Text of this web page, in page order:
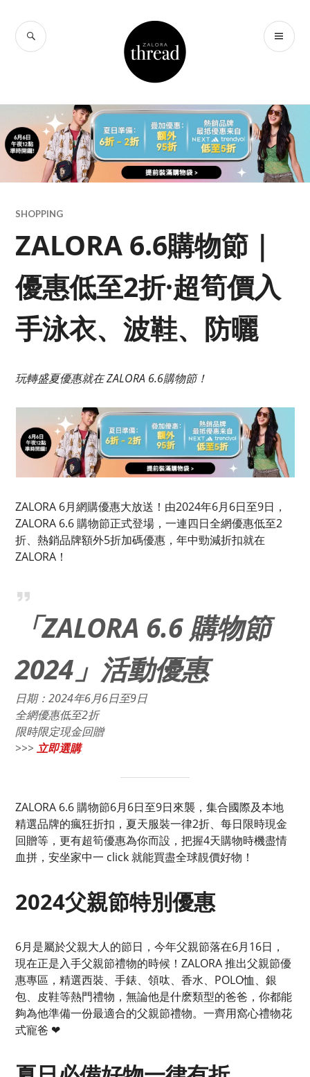
content
THREAD by
ZALORA Hong
Kong
SEARCH
SHOPPING
ZALORA 6.6購物節｜
優惠低至2折·超筍價入
手泳衣、波鞋、防曬
玩轉盛夏優惠就在 ZALORA 6.6購物節！
ZALORA 6月網購優惠大放送！由2024年6月6日至9日，
ZALORA 6.6 購物節正式登場，一連四日全網優惠低至2
折、熱銷品牌額外5折加碼優惠，年中勁減折扣就在
ZALORA！
「ZALORA 6.6 購物節
2024」活動優惠
日期：2024年6月6日至9日
全網優惠低至2折
限時限定現金回贈
>>>立即選購
ZALORA 6.6 購物節6月6日至9日來襲，集合國際及本地
精選品牌的瘋狂折扣，夏天服裝一律2折、每日限時現金
回贈等，更有超筍優惠為你而設，把握4天購物時機盡情
血拼，安坐家中一 click 就能買盡全球靚價好物！
2024父親節特別優惠
6月是屬於父親大人的節日，今年父親節落在6月16日，
現在正是入手父親節禮物的時候！ZALORA 推出父親節優
惠專區，精選西裝、手錶、領呔、香水、POLO恤、銀
包、皮鞋等熱門禮物，無論他是什麽類型的爸爸，你都能
夠為他準備一份最適合的父親節禮物。一齊用窩心禮物花
式寵爸 ❤︎